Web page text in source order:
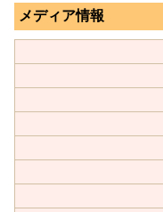
メディア情報